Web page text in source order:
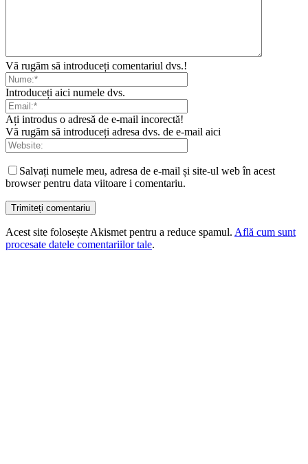
Vă rugăm să introduceți comentariul dvs.!
Introduceți aici numele dvs.
Ați introdus o adresă de e-mail incorectă!
Vă rugăm să introduceți adresa dvs. de e-mail aici
Salvați numele meu, adresa de e-mail și site-ul web în acest
browser pentru data viitoare i comentariu.
Acest site folosește Akismet pentru a reduce spamul. Află cum sunt
procesate datele comentariilor tale.